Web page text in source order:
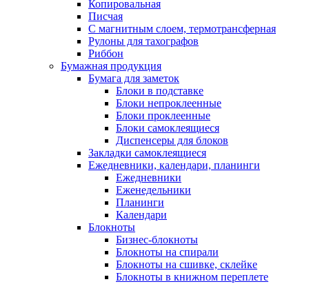
Копировальная
Писчая
С магнитным слоем, термотрансферная
Рулоны для тахографов
Риббон
Бумажная продукция
Бумага для заметок
Блоки в подставке
Блоки непроклеенные
Блоки проклеенные
Блоки самоклеящиеся
Диспенсеры для блоков
Закладки самоклеящиеся
Ежедневники, календари, планинги
Ежедневники
Еженедельники
Планинги
Календари
Блокноты
Бизнес-блокноты
Блокноты на спирали
Блокноты на сшивке, склейке
Блокноты в книжном переплете